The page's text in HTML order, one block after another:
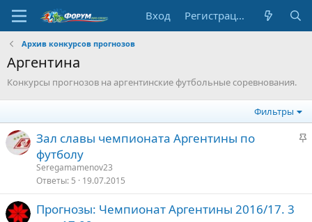
Вход Регистрация
Архив конкурсов прогнозов
Аргентина
Конкурсы прогнозов на аргентинские футбольные соревнования.
Фильтры
З
е
Зал славы чемпионата Аргентины по
футболу
Seregamamenov23
Ответы 5 19.07.2015
Прогнозы: Чемпионат Аргентины 2016/17. 3